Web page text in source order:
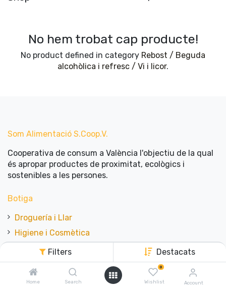
Filters Destacats
Home Search
0
Wishlist Account
No hem trobat cap producte!
No product defined in category Rebost / Beguda
alcohòlica i refresc / Vi i licor.
Som Alimentació​ ​S.Coop.V.
Cooperativa de consum a València l'objectiu de la qual
és apropar productes de proximitat, ecològics i
sostenibles a les persones.
Botiga
Droguería i Llar
Higiene i Cosmètica
Fruita i Verdura
Granel